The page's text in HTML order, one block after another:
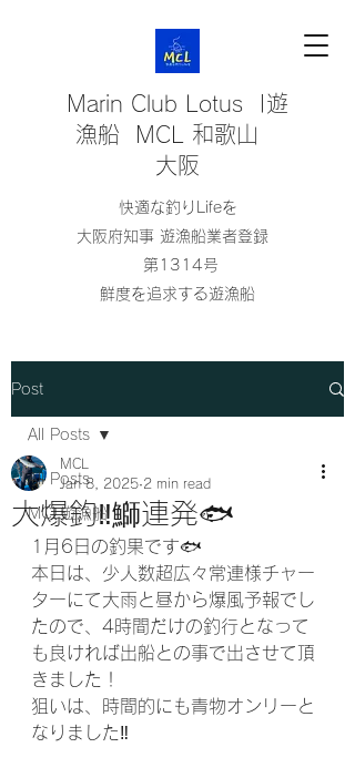
Marin Club Lotus |遊
漁船 MCL 和歌山
大阪
快適な釣りLifeを
大阪府知事 遊漁船業者登録
第1314号
鮮度を追求する遊漁船
Post
All Posts
MCL遊漁船
All Posts
大爆釣‼️鰤連発🐟
MCL
Jan 8, 2025 2 min read
1月6日の釣果です🐟
本日は、少人数超広々常連様チャー
ターにて大雨と昼から爆風予報でし
たので、4時間だけの釣行となって
も良ければ出船との事で出させて頂
きました！
狙いは、時間的にも青物オンリーと
なりました‼️